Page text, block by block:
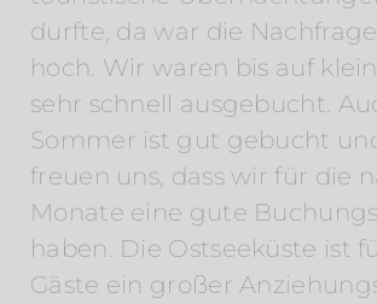
durfte, da war die
hoch. Wir waren bis auf
sehr schnell ausgebucht.
Sommer ist gut gebucht
freuen uns, dass wir für die
Monate eine gute
haben. Die Ostseeküste ist
Gäste ein großer